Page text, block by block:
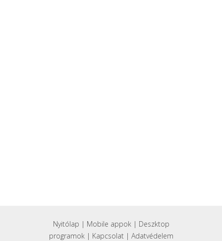
Nyitólap | Mobile appok| Deszktop
programok| Kapcsolat| Adatvédelem